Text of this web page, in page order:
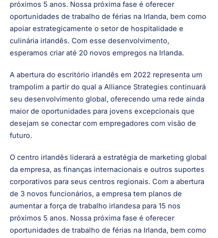
da empresa, as finanças internacionais e outros suportes
corporativos para seus centros regionais. Com a abertura
de 3 novos funcionários, a empresa tem planos de
aumentar a força de trabalho irlandesa para 15 nos
próximos 5 anos. Nossa próxima fase é oferecer
apoiar estrategicamente o setor de hospitalidade e
culinária irlandês. Com esse desenvolvimento,
esperamos criar até 20 novos empregos na Irlanda.
A abertura do escritório irlandês em 2022 representa um
trampolim a partir do qual a Alliance Strategies continuará
maior de oportunidades para jovens excepcionais que
desejam se conectar com empregadores com visão de
futuro.
O centro irlandês liderará a estratégia de marketing global
da empresa, as finanças internacionais e outros suportes
corporativos para seus centros regionais. Com a abertura